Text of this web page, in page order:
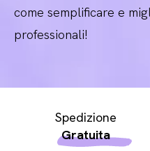
come semplificare e
professionali!
Spedizione
Gratuita